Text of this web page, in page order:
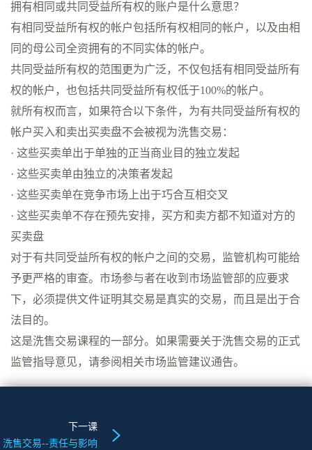
拥有相同或共同受益所有权的账户是什么意思？
有相同受益所有权的帐户包括所有权相同的帐户，以及由相
同的母公司全资拥有的不同实体的帐户。
共同受益所有权的范围更为广泛，不仅包括有相同受益所有
权的帐户，也包括共同受益所有权低于100%的帐户。
就所有权而言，如果符合以下条件，为有共同受益所有权的
帐户买入和卖出买卖盘不会被视为洗售交易：
· 这些买卖单出于单独的正当商业目的独立发起
· 这些买卖单由独立的决策者发起
· 这些买卖单在竞争市场上出于巧合互相交叉
· 这些买卖单不存在预先安排，买方和卖方都不知道对方的
买卖盘
对于有共同受益所有权的帐户之间的交易，监管机构可能给
予更严格的审查。市场参与者在收到市场监管部的应要求
下，必须提供文件证明其交易是真实的交易，而且是出于合
法目的。
这是洗售交易课程的一部分。如果需要关于洗售交易的正式
监管指导意见，请参阅相关市场监管建议通告。
下一课
洗售交易--责任与影响